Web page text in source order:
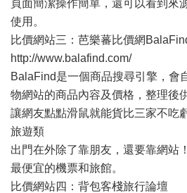
頁面簡潔操作簡單，還可以看到來
使用。
比價網站三：芭樂蕃比價網
http://www.balafind.com/
BalaFind是一個商品搜尋引擎，會
物網站的商品內容及價格，整理後
讓網友點點滑鼠就能貨比三家不吃虧
旅遊類
出門在外除了靠朋友，還要靠網站
最便宜的機票和旅館。
比價網站四：背包客棧旅行論壇